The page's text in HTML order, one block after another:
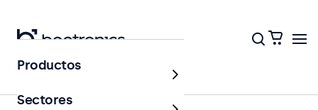
Página principal
Productos
Sectores